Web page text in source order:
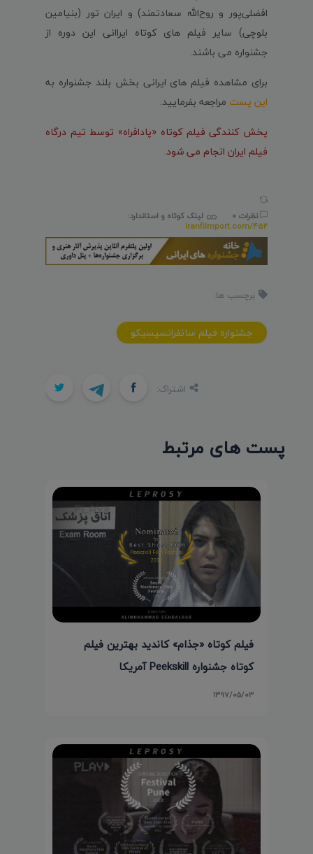
افضلی‌پور و روح‌الله سعادتمند) و ایران تور (بنیامین
بلوچی) سایر فیلم های کوتاه ایراانی این دوره از
جشنواره می باشند.
برای مشاهده فیلم های ایرانی بخش بلند جشنواره به
این پست مراجعه بفرمایید.
پخش کنندگی فیلم کوتاه «پادافراه» توسط تیم درگاه
فیلم ایران انجام می شود.
نظرات 0
لینک کوتاه و استاندارد:
iranfilmport.com/452
برچسب ها:
جشنواره فيلم سانفرانسيسيکو
اشتراک:
پست های مرتبط
فیلم کوتاه «جذام» کاندید بهترین فیلم
کوتاه جشنواره Peekskill آمریکا
۱۳۹۷/۰۵/۰۳